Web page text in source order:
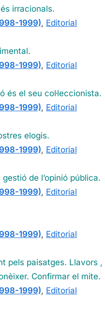
de
irracionals.
1999), Editorial
1999), Editorial
és el seu col·leccionista.
1999), Editorial
elogis.
1999), Editorial
de l’opinió pública.
1999), Editorial
1999), Editorial
pels paisatges. Llavors ,
Confirmar el mite.
1999), Editorial